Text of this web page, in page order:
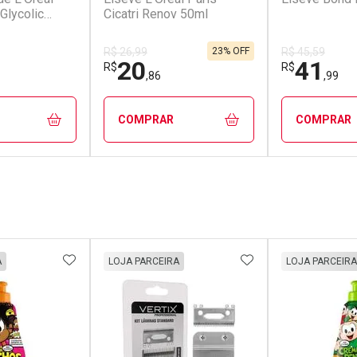
Cicatri Renov 50ml
R$ 26,99
R$20,86
23% OFF
COMPRAR
R$ 45,59
R$41 ,99
COMPRAR
ADICIONAR AOS FAVORITOS
LOJA PARCEIRA ADICIONAR AOS
LOJA PARCEIRA